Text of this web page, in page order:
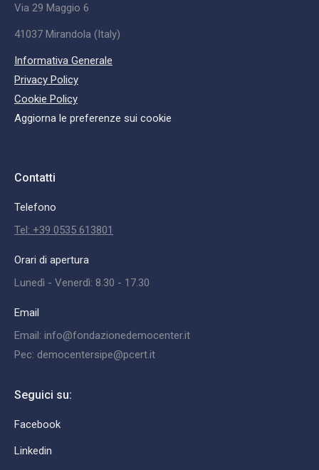
Via 29 Maggio 6
41037 Mirandola (Italy)
Informativa Generale
Privacy Policy
Cookie Policy
Aggiorna le preferenze sui cookie
Contatti
Telefono
Tel: +39 0535 613801
Orari di apertura
Lunedì - Venerdì: 8.30 - 17.30
Email
Email: info@fondazionedemocenter.it
Pec: democentersipe@pcert.it
Seguici su:
Facebook
Linkedin